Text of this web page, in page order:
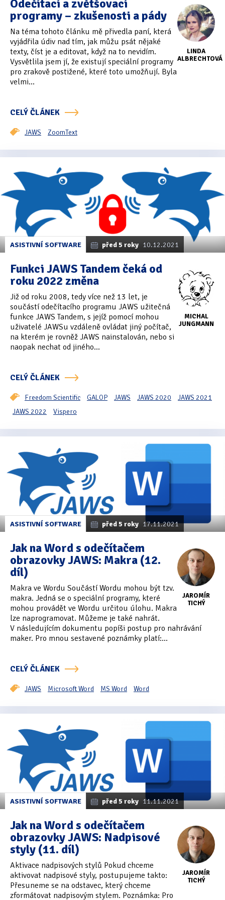
Hledání
Tipy & triky(17)
LINDA
ALBRECHTOVÁ
Odečítací a zvětšovací
programy – zkušenosti a pády
Na téma tohoto článku mě přivedla paní, která
vyjádřila údiv nad tím, jak můžu psát nějaké
texty, číst je a editovat, když na to nevidím.
Vysvětlila jsem jí, že existují speciální programy
pro zrakově postižené, které toto umožňují. Byla
velmi...
CELÝ ČLÁNEK
JAWS ZoomText
ASISTIVNÍ SOFTWARE před 5 roky 10.12.2021
MICHAL
JUNGMANN
Funkci JAWS Tandem čeká od
roku 2022 změna
Již od roku 2008, tedy více než 13 let, je
součástí odečítacího programu JAWS užitečná
funkce JAWS Tandem, s jejíž pomocí mohou
uživatelé JAWSu vzdáleně ovládat jiný počítač,
na kterém je rovněž JAWS nainstalován, nebo si
naopak nechat od jiného...
CELÝ ČLÁNEK
Freedom Scientific GALOP JAWS JAWS 2020
JAWS 2021
JAWS 2022
Vispero
ASISTIVNÍ SOFTWARE před 5 roky 17.11.2021
JAROMÍR
TICHÝ
Jak na Word s odečítačem
obrazovky JAWS: Makra (12.
díl)
Makra ve Wordu Součástí Wordu mohou být tzv.
makra. Jedná se o speciální programy, které
mohou provádět ve Wordu určitou úlohu. Makra
lze naprogramovat. Můžeme je také nahrát.
V následujícím dokumentu popíši postup pro nahrávání
maker. Pro mnou sestavené poznámky platí:...
CELÝ ČLÁNEK
JAWS Microsoft Word MS Word Word
ASISTIVNÍ SOFTWARE před 5 roky 11.11.2021
JAROMÍR
TICHÝ
Jak na Word s odečítačem
obrazovky JAWS: Nadpisové
styly (11. díl)
Aktivace nadpisových stylů Pokud chceme
aktivovat nadpisové styly, postupujeme takto:
Přesuneme se na odstavec, který chceme
zformátovat nadpisovým stylem. Poznámka: Pro